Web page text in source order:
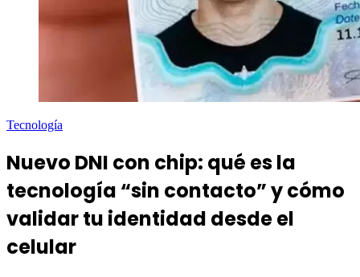
Tecnología
Nuevo DNI con chip: qué es la
tecnología “sin contacto” y cómo
validar tu identidad desde el
celular